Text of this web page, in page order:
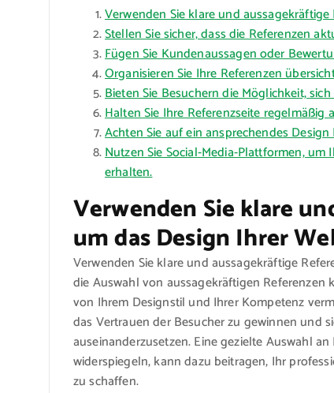
Verwenden Sie klare und
Stellen Sie sicher, dass die Referenzen
Fügen Sie Kundenaussagen oder
Organisieren Sie Ihre Referenzen
Bieten Sie Besuchern die Möglichkeit,
Halten Sie Ihre Referenzseite
Achten Sie auf ein ansprechendes
Nutzen Sie Social-Media-Plattformen,
erhalten.
Verwenden Sie klare
um das Design Ihrer
Verwenden Sie klare und aussagekräftige
die Auswahl von aussagekräftigen
von Ihrem Designstil und Ihrer Kompetenz
das Vertrauen der Besucher zu gewinnen und
auseinanderzusetzen. Eine gezielte Auswahl
widerspiegeln, kann dazu beitragen, Ihr
zu schaffen.